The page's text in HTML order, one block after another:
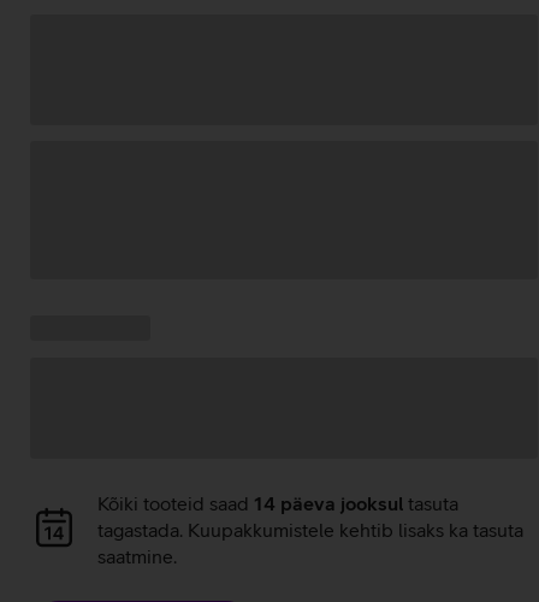
Andmete
laadimine
Kõiki tooteid saad 14 päeva jooksul tasuta
tagastada. Kuupakkumistele kehtib lisaks ka tasuta
saatmine.